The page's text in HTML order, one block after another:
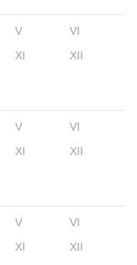
V
VI
XI XII
V
VI
XI XII
V
VI
XI XII